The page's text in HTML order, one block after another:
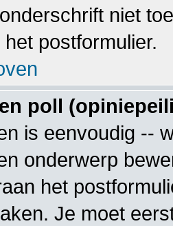
niet
postformulier.
poll
is eenvoudig --
onderwerp
het
Je moet